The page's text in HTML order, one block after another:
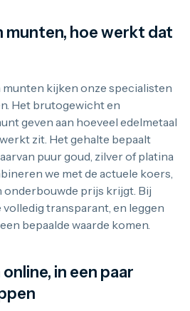
munten, hoe werkt dat
munten kijken onze specialisten
Het brutogewicht en
geven aan hoeveel edelmetaal
zit. Het gehalte bepaalt
puur goud, zilver of platina
we met de actuele koers,
onderbouwde prijs krijgt. Bij
transparant, en leggen
bepaalde waarde komen.
in een paar